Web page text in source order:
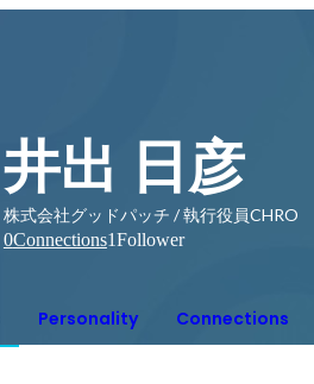
井出 日彦
株式会社グッドパッチ / 執行役員CHRO
0Connections1Follower
Personality Connections